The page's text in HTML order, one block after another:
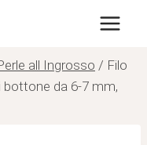
all Ingrosso / Filo
bottone da 6-7 mm,